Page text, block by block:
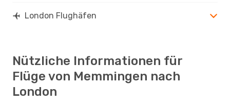
London Flughäfen
Nützliche Informationen für
Flüge von Memmingen nach
London